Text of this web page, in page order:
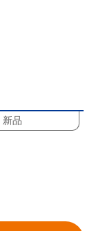
新品